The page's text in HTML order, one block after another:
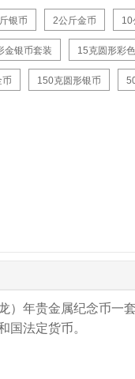
银币 2公斤金币 10
金银币套装 15克圆形彩
币 150克圆形银币
）年贵金属纪念币一
国法定货币。